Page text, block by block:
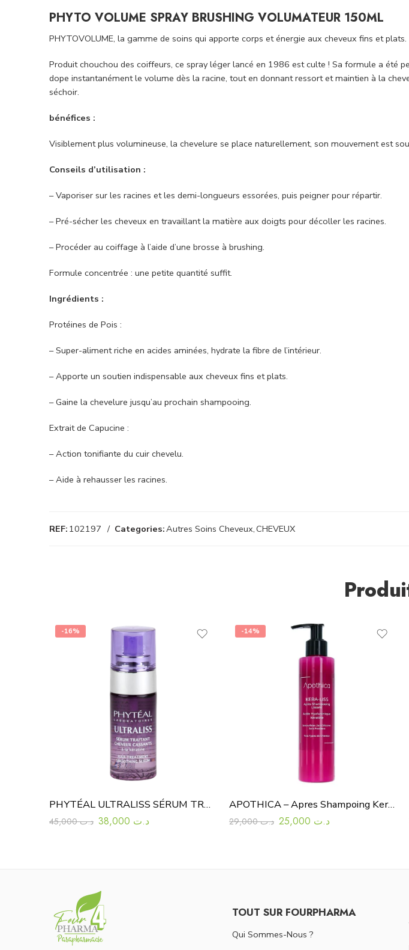
PHYTO VOLUME SPRAY BRUSHING VOLUMATEUR 150ML
PHYTOVOLUME, la gamme de soins qui apporte corps et énergie aux cheveux fins et plats.
Produit chouchou des coiffeurs, ce spray léger lancé en 1986 est culte ! Sa formule a été
dope instantanément le volume dès la racine, tout en donnant ressort et maintien à la
séchoir.
bénéfices :
Visiblement plus volumineuse, la chevelure se place naturellement, son mouvement est
Conseils d’utilisation :
– Vaporiser sur les racines et les demi-longueurs essorées, puis peigner pour répartir.
– Pré-sécher les cheveux en travaillant la matière aux doigts pour décoller les racines.
– Procéder au coiffage à l’aide d’une brosse à brushing.
Formule concentrée : une petite quantité suffit.
Ingrédients :
Protéines de Pois :
– Super-aliment riche en acides aminées, hydrate la fibre de l’intérieur.
– Apporte un soutien indispensable aux cheveux fins et plats.
– Gaine la chevelure jusqu’au prochain shampooing.
Extrait de Capucine :
– Action tonifiante du cuir chevelu.
– Aide à rehausser les racines.
REF: 102197 Categories:Autres Soins Cheveux,CHEVEUX
-16%
PHYTÉAL ULTRALISS SÉRUM TRAITANT 40ML
د.ت45,000 د.ت
-14%
APOTHICA – Apres Shampoing Keraliss 200Ml
د.ت29,000 د.ت
TOUT SUR FOURPHARMA
Qui Sommes-Nous ?